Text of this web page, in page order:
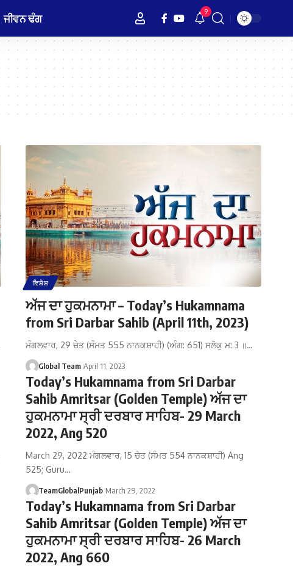
ਜੀਵਨ ਢੰਗ 9
ਵਿਸ਼ੇਸ਼
ਅੱਜ ਦਾ ਹੁਕਮਨਾਮਾ – Today’s Hukamnama
from Sri Darbar Sahib (April 11th, 2023)
ਮੰਗਲਵਾਰ, 29 ਚੇਤ (ਸੰਮਤ 555 ਨਾਨਕਸ਼ਾਹੀ) (ਅੰਗ: 651) ਸਲੋਕੁ ਮ: 3 ॥…
Global Team April 11, 2023
Today’s Hukamnama from Sri Darbar
Sahib Amritsar (Golden Temple) ਅੱਜ ਦਾ
ਹੁਕਮਨਾਮਾ ਸ੍ਰੀ ਦਰਬਾਰ ਸਾਹਿਬ- 29 March
2022, Ang 520
March 29, 2022 ਮੰਗਲਵਾਰ, 15 ਚੇਤ (ਸੰਮਤ 554 ਨਾਨਕਸ਼ਾਹੀ) Ang
525; Guru…
TeamGlobalPunjab March 29, 2022
Today’s Hukamnama from Sri Darbar
Sahib Amritsar (Golden Temple) ਅੱਜ ਦਾ
ਹੁਕਮਨਾਮਾ ਸ੍ਰੀ ਦਰਬਾਰ ਸਾਹਿਬ- 26 March
2022, Ang 660